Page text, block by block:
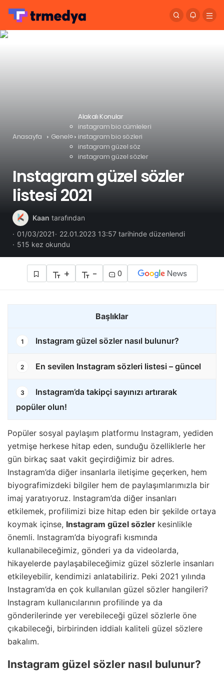
Anasayfa Genel
Alakalı Konular
instagram bio cümleleri
instagram bio sözleri
instagram güzel söz
instagram güzel sözler
Instagram güzel sözler
listesi 2021
Kaan tarafından
01/03/2021
22.01.2023 13:57 tarihinde düzenlendi
515 kez okundu
+ - 0
Başlıklar
1 Instagram güzel sözler nasıl bulunur?
2 En sevilen Instagram sözleri listesi – güncel
3
Instagram’da takipçi sayınızı artırarak
popüler olun!
Popüler sosyal paylaşım platformu Instagram, yediden
yetmişe herkese hitap eden, sunduğu özelliklerle her
gün birkaç saat vakit geçirdiğimiz bir adres.
Instagram’da diğer insanlarla iletişime geçerken, hem
biyografimizdeki bilgiler hem de paylaşımlarımızla bir
imaj yaratıyoruz. Instagram’da diğer insanları
etkilemek, profilimizi bize hitap eden bir şekilde ortaya
koymak içinse, Instagram güzel sözler kesinlikle
önemli. Instagram’da biyografi kısmında
kullanabileceğimiz, gönderi ya da videolarda,
hikayelerde paylaşabileceğimiz güzel sözlerle insanları
etkileyebilir, kendimizi anlatabiliriz. Peki 2021 yılında
Instagram’da en çok kullanılan güzel sözler hangileri?
Instagram kullanıcılarının profilinde ya da
gönderilerinde yer verebileceği güzel sözlerle öne
çıkabileceği, birbirinden iddialı kaliteli güzel sözlere
bakalım.
Instagram güzel sözler nasıl bulunur?